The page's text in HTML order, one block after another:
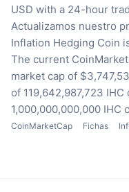
USD with a 24-hour
Actualizamos nuestro
Inflation Hedging Coin
The current
market cap of
of 119,642,987,723 IHC
1,000,000,000,000 IHC
CoinMarketCap Fichas